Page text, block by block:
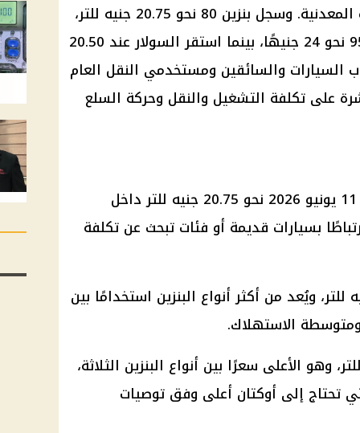
المنشورة عبر وزارة البترول والثروة المعدنية. وسجل بنزين 80 نحو 20.75 جنيه للتر،
وبنزين 92 نحو 22.25 جنيه، وبنزين 95 نحو 24 جنيهًا، بينما استقر السولار عند 20.50
السيارات والسائقين ومستخدمي النقل العام
على تكلفة التشغيل والنقل وحركة السلع
سجل سعر بنزين 80 اليوم الخميس 11 يونيو 2026 نحو 20.75 جنيه للتر داخل
بسيارات قديمة أو فئات تبحث عن تكلفة
بنزين 92 نحو 22.25 جنيه للتر، ويُعد من أكثر أنواع البنزين استخدامًا بين
الاستهلاك.
فسجل نحو 24 جنيهًا للتر، وهو الأعلى سعرًا بين أنواع البنزين الثلاثة،
تحتاج إلى أوكتان أعلى وفق توصيات